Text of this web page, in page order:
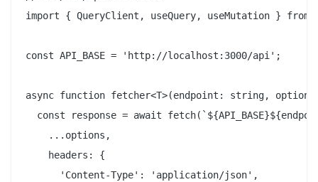
import { QueryClient, useQuery, useMutation } from
const API_BASE = 'http://localhost:3000/api';
async function fetcher<T>(endpoint: string,
const response = await
    ...options,
    headers: {
      'Content-Type': 'application/json',